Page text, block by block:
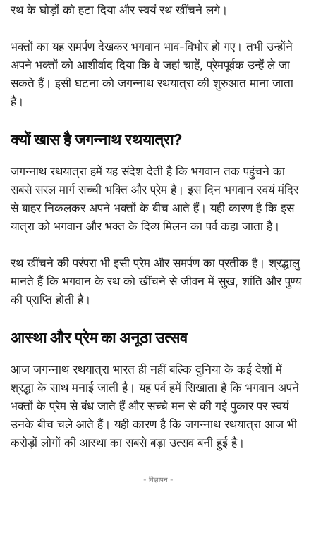
रथ के घोड़ों को हटा दिया और स्वयं रथ खींचने लगे।
भक्तों का यह समर्पण देखकर भगवान भाव-विभोर हो गए। तभी उन्होंने
अपने भक्तों को आशीर्वाद दिया कि वे जहां चाहें, प्रेमपूर्वक उन्हें ले जा
सकते हैं। इसी घटना को जगन्नाथ रथयात्रा की शुरुआत माना जाता
है।
क्यों खास है जगन्नाथ रथयात्रा?
जगन्नाथ रथयात्रा हमें यह संदेश देती है कि भगवान तक पहुंचने का
सबसे सरल मार्ग सच्ची भक्ति और प्रेम है। इस दिन भगवान स्वयं मंदिर
से बाहर निकलकर अपने भक्तों के बीच आते हैं। यही कारण है कि इस
यात्रा को भगवान और भक्त के दिव्य मिलन का पर्व कहा जाता है।
रथ खींचने की परंपरा भी इसी प्रेम और समर्पण का प्रतीक है। श्रद्धालु
मानते हैं कि भगवान के रथ को खींचने से जीवन में सुख, शांति और पुण्य
की प्राप्ति होती है।
आस्था और प्रेम का अनूठा उत्सव
आज जगन्नाथ रथयात्रा भारत ही नहीं बल्कि दुनिया के कई देशों में
श्रद्धा के साथ मनाई जाती है। यह पर्व हमें सिखाता है कि भगवान अपने
भक्तों के प्रेम से बंध जाते हैं और सच्चे मन से की गई पुकार पर स्वयं
उनके बीच चले आते हैं। यही कारण है कि जगन्नाथ रथयात्रा आज भी
करोड़ों लोगों की आस्था का सबसे बड़ा उत्सव बनी हुई है।
- विज्ञापन -